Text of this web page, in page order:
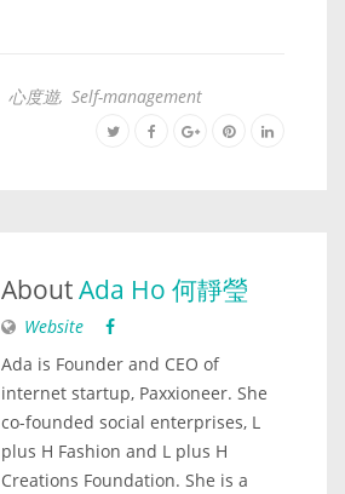
心度遊, Self-management
AboutAda Ho 何靜瑩
Website
Ada is Founder and CEO of
internet startup, Paxxioneer. She
co-founded social enterprises, L
plus H Fashion and L plus H
Creations Foundation. She is a